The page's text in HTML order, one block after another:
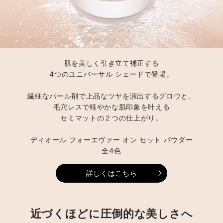
肌を美しく引き立て補正する
4つのユニバーサル シェードで登場。
繊細なパール剤で上品なツヤを演出するグロウと、
毛穴レスで軽やかな肌印象を叶える
セミマットの２つの仕上がり。
ディオール フォーエヴァー オン セット パウダー
全4色
詳しくはこちら
近づくほどに圧倒的な美しさへ